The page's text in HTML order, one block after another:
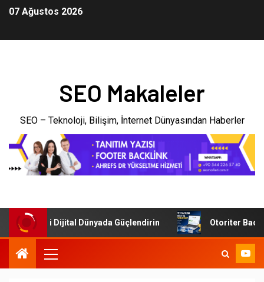
07 Ağustos 2026
SEO Makaleler
SEO – Teknoloji, Bilişim, İnternet Dünyasından Haberler
Dijital Dünyada Güçlendirin Otoriter Backlink